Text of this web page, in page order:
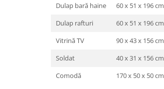
Dulap bară haine
60 x 51 x 196 cm
Dulap rafturi
60 x 51 x 196 cm
Vitrină TV
90 x 43 x 156 cm
Soldat
40 x 31 x 156 cm
Comodă
170 x 50 x 50 cm